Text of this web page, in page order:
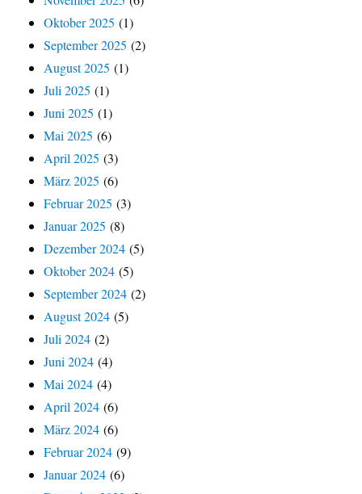
Oktober 2025 (1)
September 2025 (2)
August 2025 (1)
Juli 2025 (1)
Juni 2025 (1)
Mai 2025 (6)
April 2025 (3)
März 2025 (6)
Februar 2025 (3)
Januar 2025 (8)
Dezember 2024 (5)
Oktober 2024 (5)
September 2024 (2)
August 2024 (5)
Juli 2024 (2)
Juni 2024 (4)
Mai 2024 (4)
April 2024 (6)
März 2024 (6)
Februar 2024 (9)
Januar 2024 (6)